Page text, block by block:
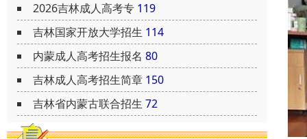
2026吉林成人高考专 119
吉林国家开放大学招生 114
内蒙成人高考招生报名 80
吉林成人高考招生简章 150
吉林省内蒙古联合招生 72